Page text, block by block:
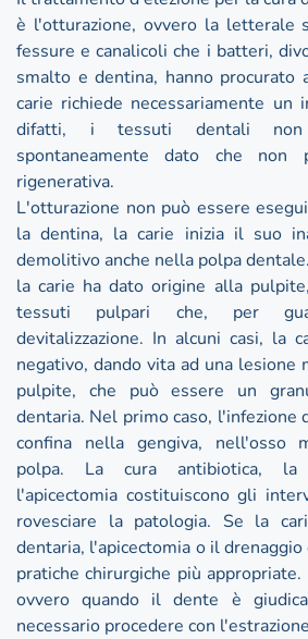
è l'otturazione, ovvero la letterale
fessure e canalicoli che i batteri,
smalto e dentina, hanno procurato
carie richiede necessariamente un
difatti, i tessuti dentali non
spontaneamente dato che non
rigenerativa.
L'otturazione non può essere
la dentina, la carie inizia il suo
demolitivo anche nella polpa
la carie ha dato origine alla
tessuti pulpari che, per
devitalizzazione. In alcuni casi, la
negativo, dando vita ad una
pulpite, che può essere un
dentaria. Nel primo caso, l'infezione
confina nella gengiva, nell'osso
polpa. La cura antibiotica, la
l'apicectomia costituiscono gli
rovesciare la patologia. Se la
dentaria, l'apicectomia o il
pratiche chirurgiche più
ovvero quando il dente è
necessario procedere con